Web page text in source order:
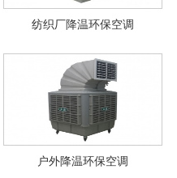
纺织厂降温环保空调
户外降温环保空调